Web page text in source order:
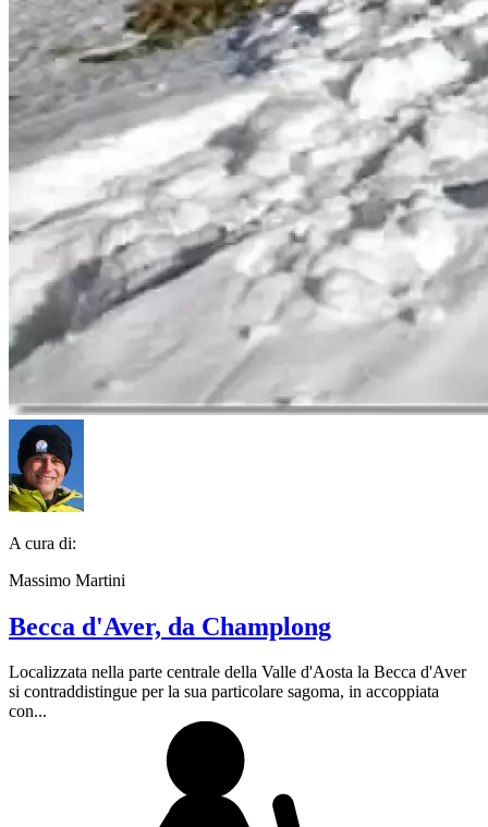
A cura di:
Massimo Martini
Becca d'Aver, da Champlong
Localizzata nella parte centrale della Valle d'Aosta la Becca d'Aver
si contraddistingue per la sua particolare sagoma, in accoppiata
con...